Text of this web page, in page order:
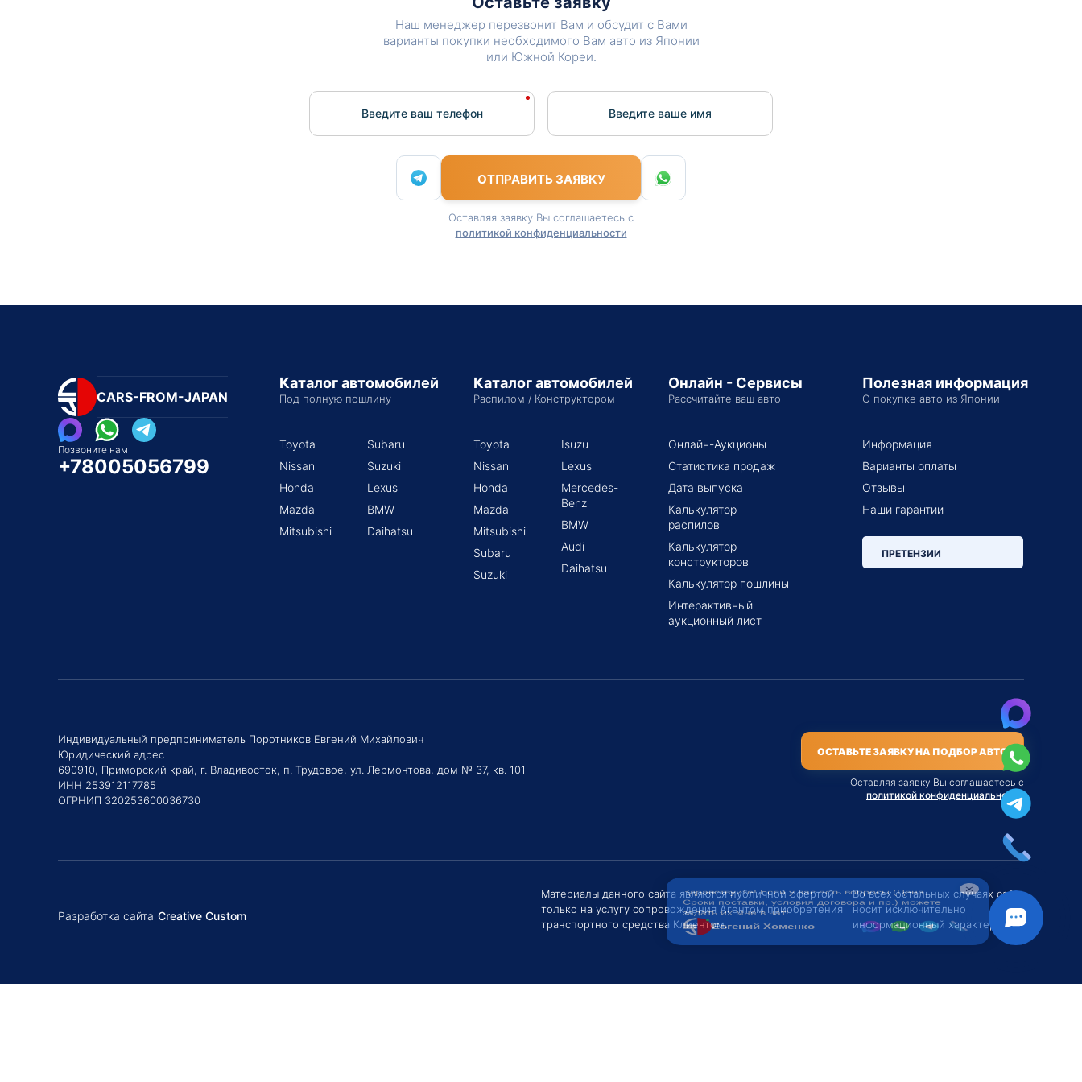
Наш менеджер перезвонит Вам и обсудит с Вами
варианты покупки необходимого Вам авто из Японии
или Южной Кореи.
Введите ваш телефон Введите вашe имя
ОТПРАВИТЬ ЗАЯВКУ
Оставляя заявку Вы соглашаетесь с
политикой конфиденциальности
CARS-FROM-JAPAN
Позвоните нам
+78005056799
Каталог автомобилей
Под полную пошлину
Toyota
Nissan
Honda
Mazda
Mitsubishi
Subaru
Suzuki
Lexus
BMW
Daihatsu
Каталог автомобилей
Распилом / Конструктором
Toyota
Nissan
Honda
Mazda
Mitsubishi
Subaru
Suzuki
Isuzu
Lexus
Mercedes-
Benz
BMW
Audi
Daihatsu
Онлайн - Сервисы
Рассчитайте ваш авто
Онлайн-Аукционы
Статистика продаж
Дата выпуска
Калькулятор
распилов
Калькулятор
конструкторов
Калькулятор пошлины
Интерактивный
аукционный лист
Полезная информация
О покупке авто из Японии
Информация
Варианты оплаты
Отзывы
Наши гарантии
ПРЕТЕНЗИИ
Индивидуальный предприниматель Поротников Евгений Михайлович
Юридический адрес
690910, Приморский край, г. Владивосток, п. Трудовое, ул. Лермонтова, дом № 37, кв. 101
ИНН 253912117785
ОГРНИП 320253600036730
ОСТАВЬТЕ ЗАЯВКУ НА ПОДБОР АВТО
Оставляя заявку Вы соглашаетесь с
политикой конфиденциальности
Материалы данного сайта являются публичной офертой
только на услугу сопровождения Агентом приобретения
транспортного средства Клиентом.
Во всех остальных случаях сайт
носит исключительно
информационный характер.
Разработка сайта Creative Custom Евгений Хоменко
Здравствуйте! Если у вас есть вопросы (Цена,
задать их мне в чат!